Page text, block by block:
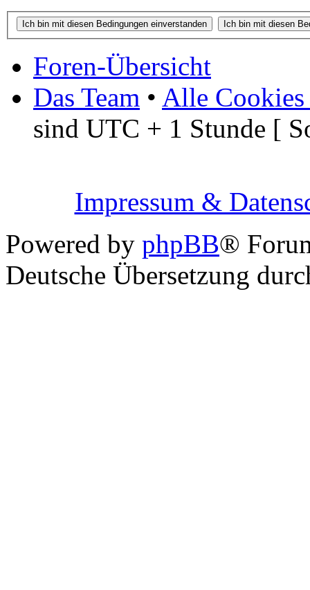
Foren-Übersicht
Das Team • Alle Cookies
sind UTC + 1 Stunde [
Impressum &
Powered by phpBB®
Deutsche Übersetzung